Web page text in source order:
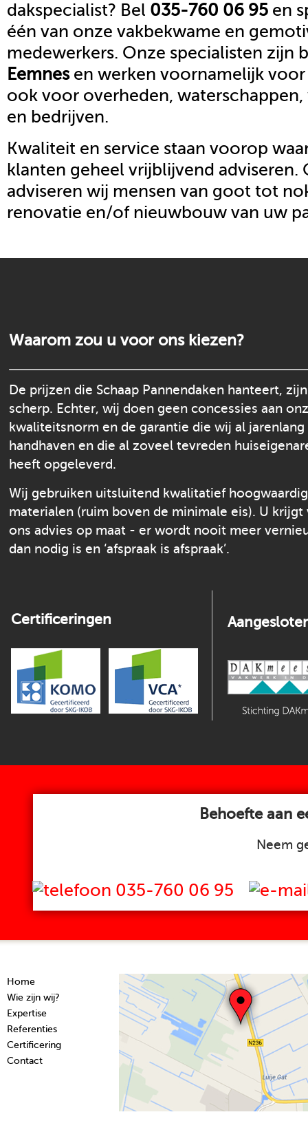
dakspecialist? Bel 035-760 06 95 en
één van onze vakbekwame en
medewerkers. Onze specialisten zijn
Eemnesen werken voornamelijk
ook voor overheden,
en bedrijven.
Kwaliteit en service staan voorop
klanten geheel vrijblijvend adviseren.
adviseren wij mensen van goot tot
renovatie en/of nieuwbouw van uw
Waarom zou u voor ons kiezen?
De prijzen die Schaap Pannendaken hanteert,
scherp. Echter, wij doen geen concessies aan
kwaliteitsnorm en de garantie die wij al jarenlang
handhaven en die al zoveel tevreden
heeft opgeleverd.
Wij gebruiken uitsluitend kwalitatief
materialen (ruim boven de minimale eis). U krijgt
ons advies op maat - er wordt nooit meer
dan nodig is en ‘afspraak is afspraak’.
Certificeringen
Behoefte aan
Neem
035-760 06 95
Home
Wie zijn wij?
Expertise
Referenties
Certificering
Contact